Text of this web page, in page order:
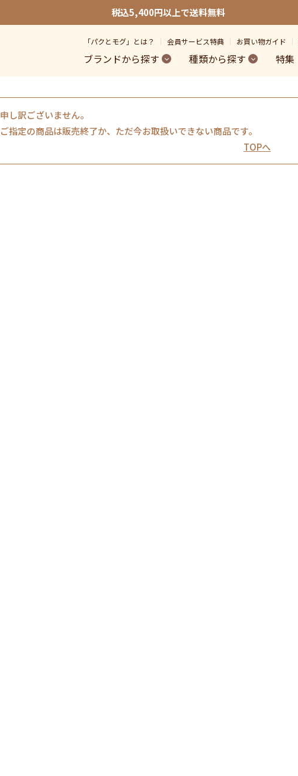
税込5,400円以上で送料無料
「パクとモグ」とは？ 会員サービス特典 お買い物ガイド
ブランドから探す 種類から探す 特集
申し訳ございません。
ご指定の商品は販売終了か、ただ今お取扱いできない商品です。
TOPへ